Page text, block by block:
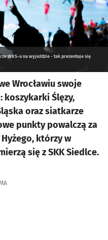
WKS-u na wyjeździe - tak prezentuje się
Wrocławiu swoje
koszykarki Ślęzy,
oraz siatkarze
punkty powalczą za
którzy w
się z SKK Siedlce.